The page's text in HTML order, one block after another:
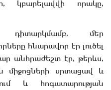
կբարելավվի որակը,
դիտարկմամբ, մեր
հնարավոր էր լուծել
անհրաժեշտ էր, թերևս,
միջոցների սրտացավ և
և հոգատարության